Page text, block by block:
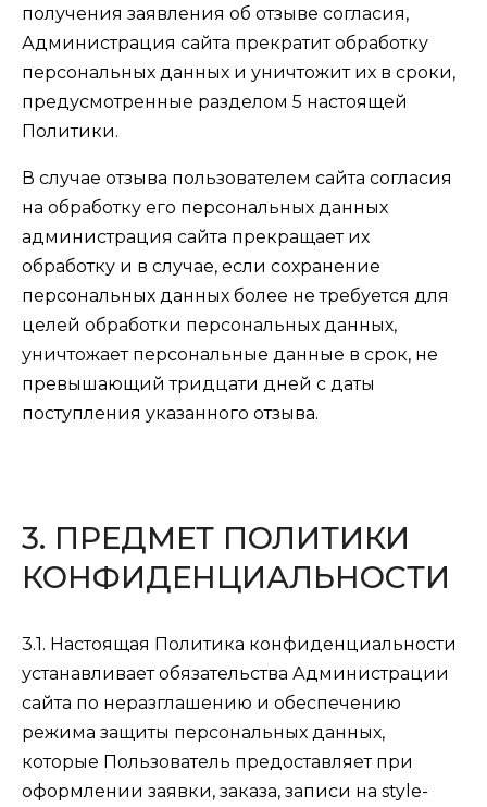
получения заявления об отзыве согласия,
Администрация сайта прекратит обработку
персональных данных и уничтожит их в сроки,
предусмотренные разделом 5 настоящей
Политики.
В случае отзыва пользователем сайта согласия
на обработку его персональных данных
администрация сайта прекращает их
обработку и в случае, если сохранение
персональных данных более не требуется для
целей обработки персональных данных,
уничтожает персональные данные в срок, не
превышающий тридцати дней с даты
поступления указанного отзыва.
3. ПРЕДМЕТ ПОЛИТИКИ
КОНФИДЕНЦИАЛЬНОСТИ
3.1. Настоящая Политика конфиденциальности
устанавливает обязательства Администрации
сайта по неразглашению и обеспечению
режима защиты персональных данных,
которые Пользователь предоставляет при
оформлении заявки, заказа, записи на style-